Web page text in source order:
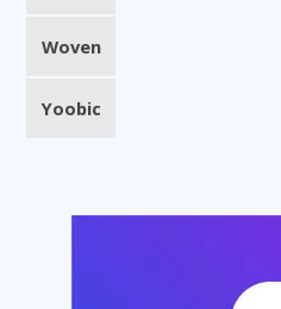
Woven
Yoobic